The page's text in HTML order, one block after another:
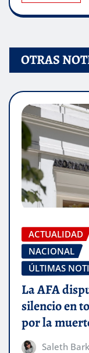
OTRAS
ACTUALIDAD
NACIONAL
ÚLTIMAS
La AFA
silencio en
por la
Saleth